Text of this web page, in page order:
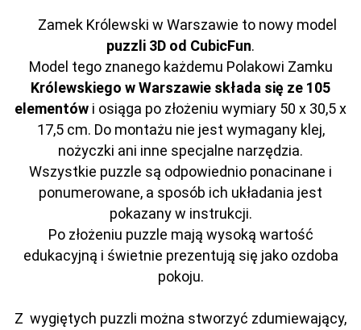
Zamek Królewski w Warszawie to nowy model
puzzli 3D od CubicFun.
Model tego znanego każdemu Polakowi Zamku
Królewskiego w Warszawie składa się ze 105
elementów i osiąga po złożeniu wymiary 50 x 30,5 x
17,5 cm. Do montażu nie jest wymagany klej,
nożyczki ani inne specjalne narzędzia.
Wszystkie puzzle są odpowiednio ponacinane i
ponumerowane, a sposób ich układania jest
pokazany w instrukcji.
Po złożeniu puzzle mają wysoką wartość
edukacyjną i świetnie prezentują się jako ozdoba
pokoju.
Z wygiętych puzzli można stworzyć zdumiewający,